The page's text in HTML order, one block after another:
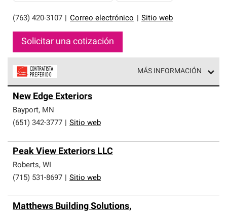
(763) 420-3107 Correo electrónico Sitio web
Solicitar una cotización
MÁS INFORMACIÓN
parte de una red exclusiva de profesionales de techos
que cumplen con altos estándares y requisitos estrictos
de profesionalismo y confiabilidad.
New Edge Exteriors
Bayport, MN
(651) 342-3777
Sitio web
Peak View Exteriors LLC
Roberts, WI
(715) 531-8697
Sitio web
Matthews Building Solutions,